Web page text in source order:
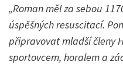
„Roman měl za sebou
úspěšných resuscitací.
připravovat mladší členy
sportovcem, horalem a